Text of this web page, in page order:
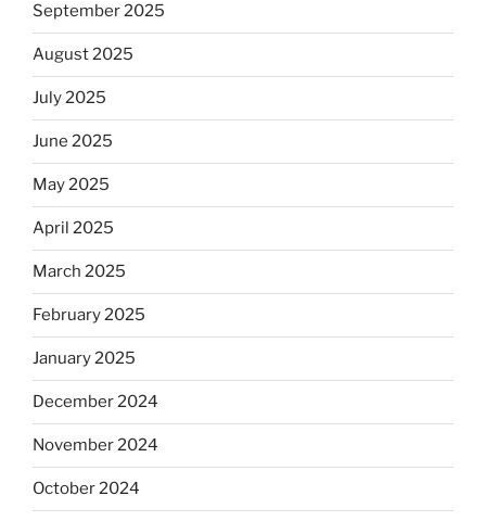
September 2025
August 2025
July 2025
June 2025
May 2025
April 2025
March 2025
February 2025
January 2025
December 2024
November 2024
October 2024